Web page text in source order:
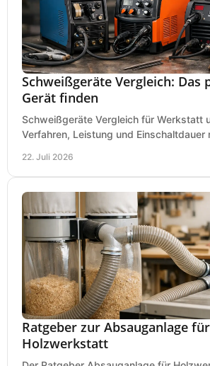
Schweißgeräte Vergleich: Das
Gerät finden
Schweißgeräte Vergleich für Werkstatt
Verfahren, Leistung und
22. Juli 2026
Ratgeber zur Absauganlage
Holzwerkstatt